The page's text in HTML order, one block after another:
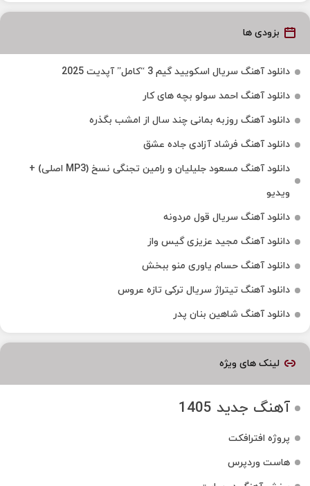
بزودی ها
دانلود آهنگ سریال اسکویید گیم 3 “کامل” آپدیت 2025
دانلود آهنگ احمد سولو بچه های کار
دانلود آهنگ روزبه بمانی چند سال از امشب بگذره
دانلود آهنگ فرشاد آزادی جاده عشق
دانلود آهنگ مسعود جلیلیان و رامین تجنگی نسخ (MP3 اصلی) +
ویدیو
دانلود آهنگ سریال قول مردونه
دانلود آهنگ مجید عزیزی گیس واز
دانلود آهنگ حسام یاوری منو ببخش
دانلود آهنگ تیتراژ سریال ترکی تازه عروس
دانلود آهنگ شاهین بنان پدر
لینک های ویژه
آهنگ جدید 1405
پروژه افترافکت
هاست وردپرس